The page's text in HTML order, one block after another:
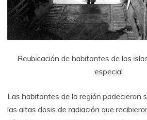
Reubicación de habitantes de las
especial
Las habitantes de la región padecieron
las altas dosis de radiación que